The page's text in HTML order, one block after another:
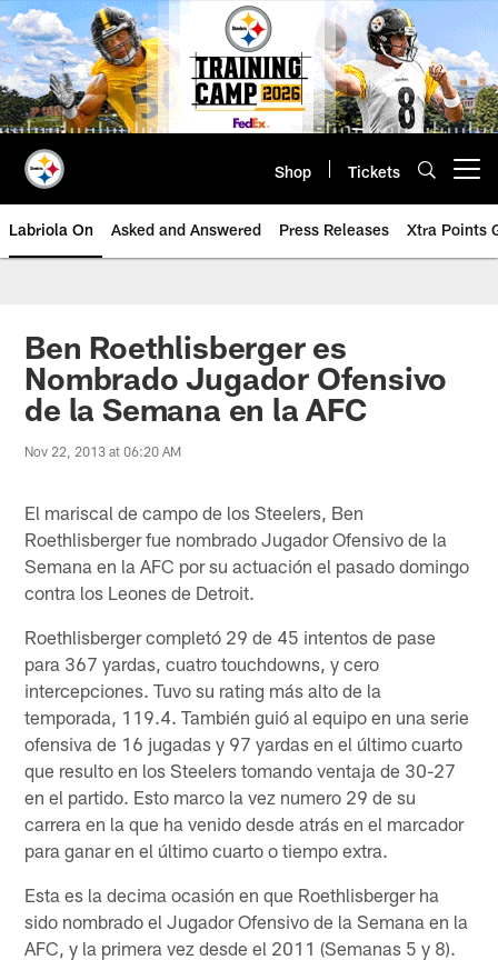
Skip
to
main
content
Shop Tickets
Labriola On Asked and Answered Press Releases Xtra Points
Ben Roethlisberger es
Nombrado Jugador Ofensivo
de la Semana en la AFC
Nov 22, 2013 at 06:20 AM
El mariscal de campo de los Steelers, Ben
Roethlisberger fue nombrado Jugador Ofensivo de la
Semana en la AFC por su actuación el pasado domingo
contra los Leones de Detroit.
Roethlisberger completó 29 de 45 intentos de pase
para 367 yardas, cuatro touchdowns, y cero
intercepciones. Tuvo su rating más alto de la
temporada, 119.4. También guió al equipo en una serie
ofensiva de 16 jugadas y 97 yardas en el último cuarto
que resulto en los Steelers tomando ventaja de 30-27
en el partido. Esto marco la vez numero 29 de su
carrera en la que ha venido desde atrás en el marcador
para ganar en el último cuarto o tiempo extra.
Esta es la decima ocasión en que Roethlisberger ha
sido nombrado el Jugador Ofensivo de la Semana en la
AFC, y la primera vez desde el 2011 (Semanas 5 y 8).